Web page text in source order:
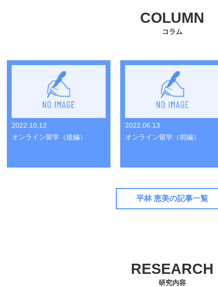
COLUMN
コラム
2022.10.12
オンライン留学（後編）
2022.06.13
オンライン留学（前編）
平林 恵美の記事一覧
RESEARCH
研究内容